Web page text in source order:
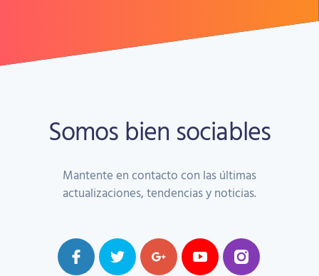
Somos bien sociables
Mantente en contacto con las últimas
actualizaciones, tendencias y noticias.